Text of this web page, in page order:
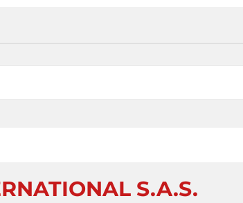
S.A.S.